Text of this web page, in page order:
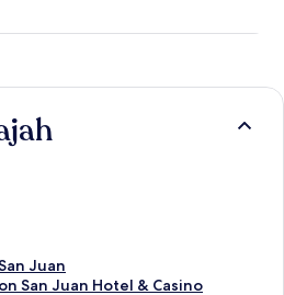
Juan
San Juan Hotel & Casino